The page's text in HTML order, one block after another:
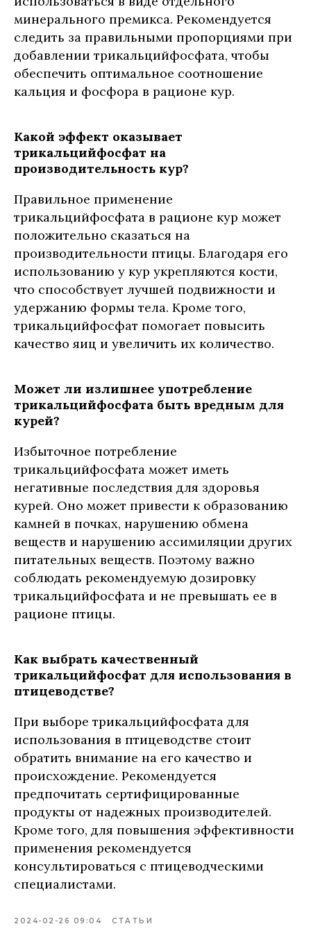
минерального премикса. Рекомендуется
следить за правильными пропорциями при
добавлении трикальцийфосфата, чтобы
обеспечить оптимальное соотношение
кальция и фосфора в рационе кур.
Какой эффект оказывает
трикальцийфосфат на
производительность кур?
Правильное применение
трикальцийфосфата в рационе кур может
положительно сказаться на
производительности птицы. Благодаря его
использованию у кур укрепляются кости,
что способствует лучшей подвижности и
удержанию формы тела. Кроме того,
трикальцийфосфат помогает повысить
качество яиц и увеличить их количество.
Может ли излишнее употребление
трикальцийфосфата быть вредным для
курей?
Избыточное потребление
трикальцийфосфата может иметь
негативные последствия для здоровья
курей. Оно может привести к образованию
камней в почках, нарушению обмена
веществ и нарушению ассимиляции других
питательных веществ. Поэтому важно
соблюдать рекомендуемую дозировку
трикальцийфосфата и не превышать ее в
рационе птицы.
Как выбрать качественный
трикальцийфосфат для использования в
птицеводстве?
При выборе трикальцийфосфата для
использования в птицеводстве стоит
обратить внимание на его качество и
происхождение. Рекомендуется
предпочитать сертифицированные
продукты от надежных производителей.
Кроме того, для повышения эффективности
применения рекомендуется
консультироваться с птицеводческими
специалистами.
2024-02-26 09:04 СТАТЬИ